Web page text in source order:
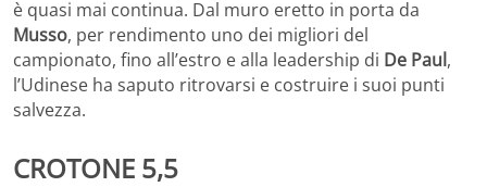
è quasi mai continua. Dal muro eretto in porta da
Musso, per rendimento uno dei migliori del
campionato, fino all’estro e alla leadership di De Paul,
l’Udinese ha saputo ritrovarsi e costruire i suoi punti
salvezza.
CROTONE 5,5